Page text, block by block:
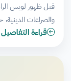
قبل ظهور لويس
والصراعات
قراءة التفاصيل